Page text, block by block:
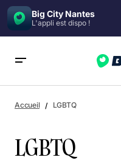
Big City Nantes
L'appli est dispo !
Accueil LGBTQ
LGBTQ